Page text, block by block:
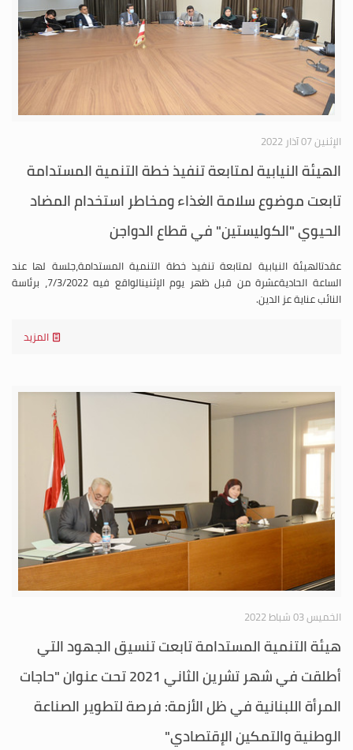
الإثنين 07 آذار 2022
الهيئة النيابية لمتابعة تنفيذ خطة التنمية المستدامة
تابعت موضوع سلامة الغذاء ومخاطر استخدام المضاد
الحيوي "الكوليستين" في قطاع الدواجن
عقدتالهيئة النيابية لمتابعة تنفيذ خطة التنمية المستدامة،جلسة لها عند
الساعة الحاديةعشرة من قبل ظهر يوم الإثنينالواقع فيه 7/3/2022، برئاسة
النائب عناية عز الدين.
المزيد
الخميس 03 شباط 2022
هيئة التنمية المستدامة تابعت تنسيق الجهود التي
أطلقت في شهر تشرين الثاني 2021 تحت عنوان "حاجات
المرأة اللبنانية في ظل الأزمة: فرصة لتطوير الصناعة
الوطنية والتمكين الإقتصادي"